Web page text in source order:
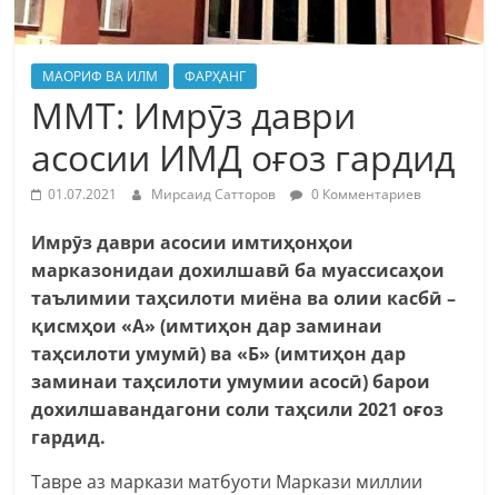
МАОРИФ ВА ИЛМ ФАРҲАНГ
ММТ: Имрӯз даври
асосии ИМД оғоз гардид
01.07.2021 Мирсаид Сатторов 0 Комментариев
Имрӯз даври асосии имтиҳонҳои
марказонидаи дохилшавӣ ба муассисаҳои
таълимии таҳсилоти миёна ва олии касбӣ –
қисмҳои «А» (имтиҳон дар заминаи
таҳсилоти умумӣ) ва «Б» (имтиҳон дар
заминаи таҳсилоти умумии асосӣ) барои
дохилшавандагони соли таҳсили 2021 оғоз
гардид.
Тавре аз маркази матбуоти Маркази миллии